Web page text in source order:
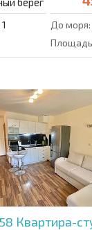
1 До моря:
Квартира-